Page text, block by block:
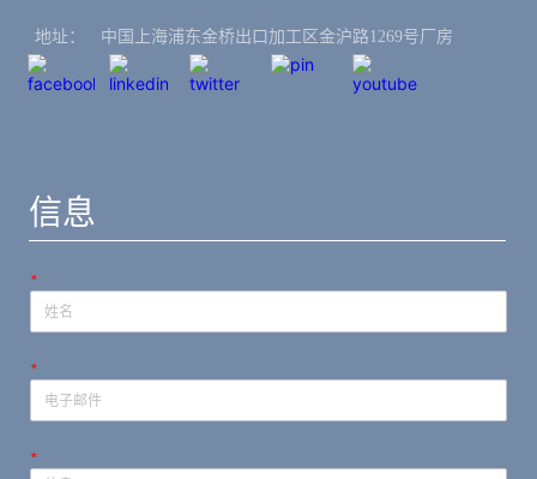
地址：ㅤ中国上海浦东金桥出口加工区金沪路1269号厂房
信息
*
*
*